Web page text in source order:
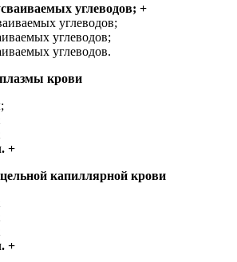
углеводов; +
углеводов;
углеводов;
углеводов.
крови
+
капиллярной крови
+